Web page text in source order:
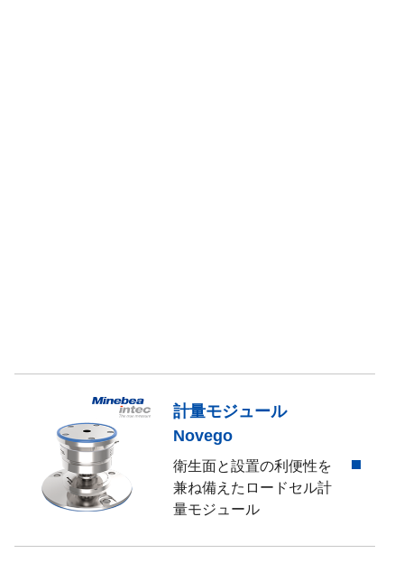
計量モジュール
Novego
衛生面と設置の利便性を
兼ね備えたロードセル計
量モジュール